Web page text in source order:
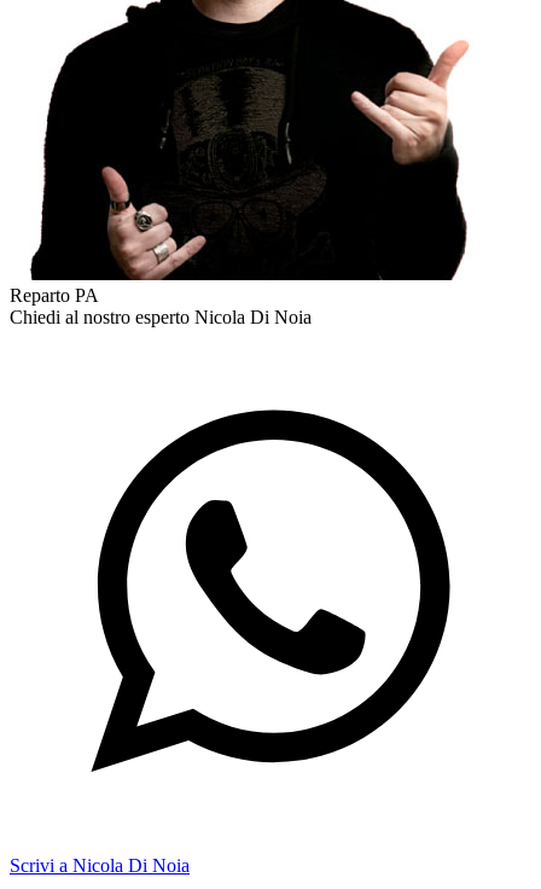
Reparto PA
Chiedi al nostro esperto Nicola Di Noia
Scrivi a Nicola Di Noia